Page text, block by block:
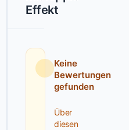
maßgeschneiderte
dir
helfen,
Reichweite
Effekt
Keine
Bewertungen
gefunden
Über
diesen